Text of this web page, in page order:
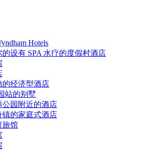
Hotels
设有 SPA 水疗的度假村酒店
的经济型酒店
站的别墅
园附近的酒店
的家庭式酒店
旅馆